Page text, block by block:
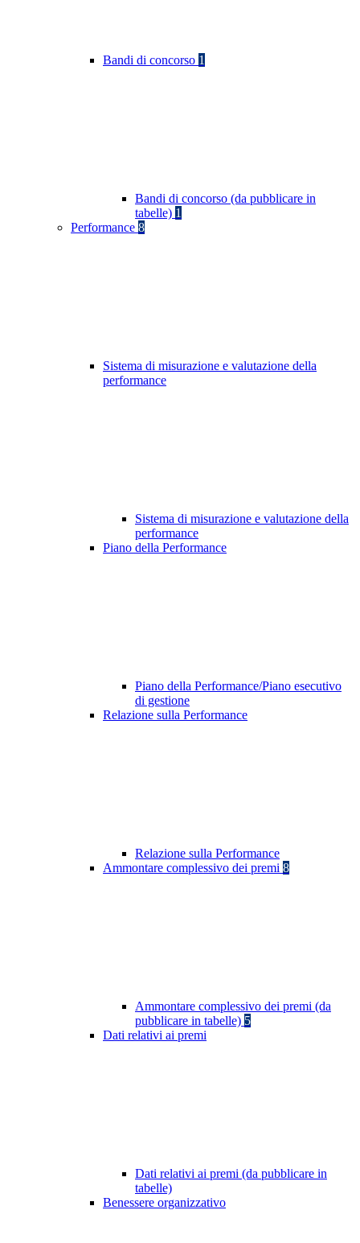
Bandi di concorso 1
Bandi di concorso (da pubblicare in
tabelle) 1
Performance 8
Sistema di misurazione e valutazione della
performance
Sistema di misurazione e valutazione della
performance
Piano della Performance
Piano della Performance/Piano esecutivo
di gestione
Relazione sulla Performance
Relazione sulla Performance
Ammontare complessivo dei premi 8
Ammontare complessivo dei premi (da
pubblicare in tabelle) 5
Dati relativi ai premi
Dati relativi ai premi (da pubblicare in
tabelle)
Benessere organizzativo